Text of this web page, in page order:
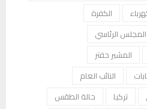
الكفرة
المجلس الرئاسي
المشير حفتر
النائب العام
تركيا
حالة الطقس